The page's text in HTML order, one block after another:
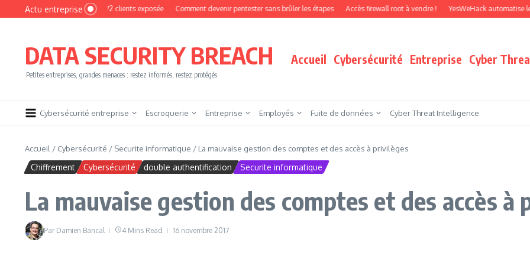
Aller au contenu
Actu entreprise
: une base de 16 272 clients exposée Comment devenir pentester sans brûler les étapes Accès firewall root à vendre ! YesWeHack automatise le pentest
DATA SECURITY BREACH
Petites entreprises, grandes menaces : restez informés, restez protégés
Accueil Cybersécurité Entreprise Cyber
Cybersécurité entreprise Escroquerie Entreprise Employés Fuite de données Cyber Threat Intelligence
Accueil / Cybersécurité / Securite informatique / La mauvaise gestion des comptes et des accès à privilèges
Chiffrement Cybersécurité double authentification Securite informatique
La mauvaise gestion des comptes et des accès à
Par Damien Bancal 4 Mins Read 16 novembre 2017